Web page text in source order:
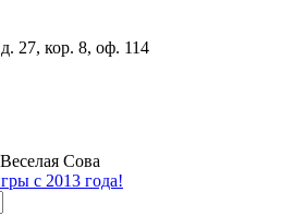
27, кор. 8, оф. 114
Сова
с 2013 года!